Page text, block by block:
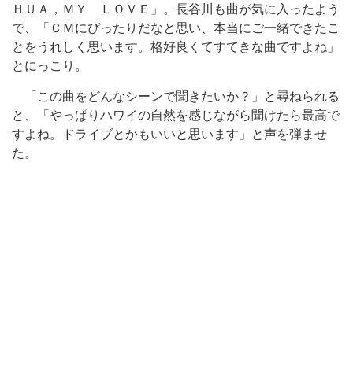
ＨＵＡ，ＭＹ ＬＯＶＥ」。長谷川も曲が気に入ったよう
で、「ＣＭにぴったりだなと思い、本当にご一緒できたこ
とをうれしく思います。格好良くてすてきな曲ですよね」
とにっこり。
「この曲をどんなシーンで聞きたいか？」と尋ねられる
と、「やっぱりハワイの自然を感じながら聞けたら最高で
すよね。ドライブとかもいいと思います」と声を弾ませ
た。